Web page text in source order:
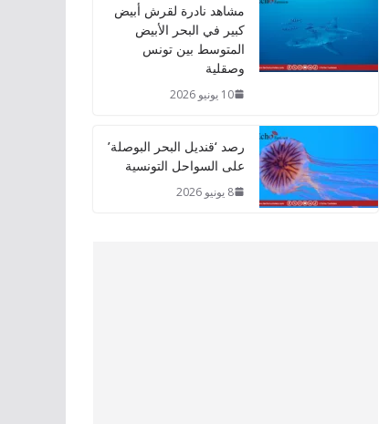
مشاهد نادرة لقرش أبيض
كبير في البحر الأبيض
المتوسط بين تونس
وصقلية
10 يونيو 2026
رصد ‘قنديل البحر البوصلة’
على السواحل التونسية
8 يونيو 2026